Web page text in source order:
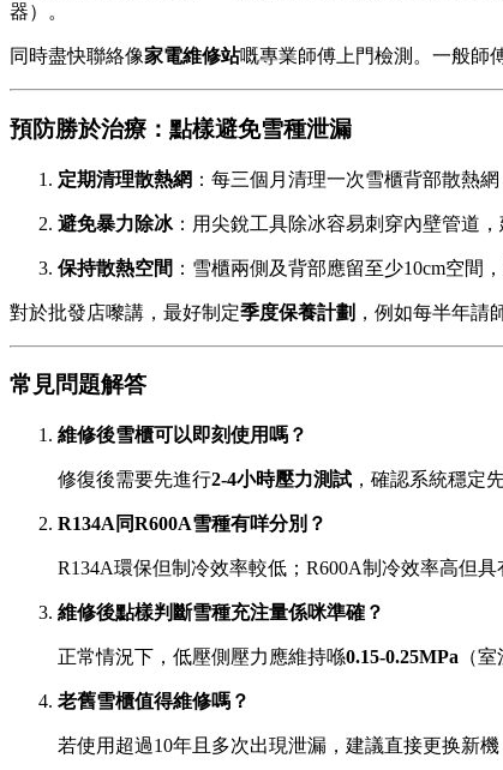
器）。
同時盡快聯絡像家電維修站嘅專業師傅上門檢測。一般師
預防勝於治療：點樣避免雪種泄漏
定期清理散熱網 ：每三個月清理一次雪櫃背部散熱
避免暴力除冰：用尖銳工具除冰容易刺穿內壁管道，
保持散熱空間 ：雪櫃兩側及背部應留至少10cm空間
對於批發店嚟講，最好制定季度保養計劃 ，例如每半年請
常見問題解答
維修後雪櫃可以即刻使用嗎？
修復後需要先進行2-4小時壓力測試 ，確認系統穩定
R134A同R600A雪種有咩分別？
R134A環保但制冷效率較低；R600A制冷效率高但具
維修後點樣判斷雪種充注量係咪準確？
正常情況下，低壓側壓力應維持喺0.15-0.25MPa （
老舊雪櫃值得維修嗎？
若使用超過10年且多次出現泄漏，建議直接更换新機